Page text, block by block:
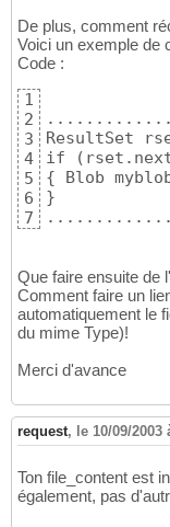
De plus, comment
Voici un exemple de
Code :
1
2
3
4
5
6
7
ResultSet
if
{ Blob
}
Que faire ensuite de
Comment faire un
automatiquement le
du mime Type)!
Merci d'avance
request, le 10/09/2003
Ton file_content est
également, pas